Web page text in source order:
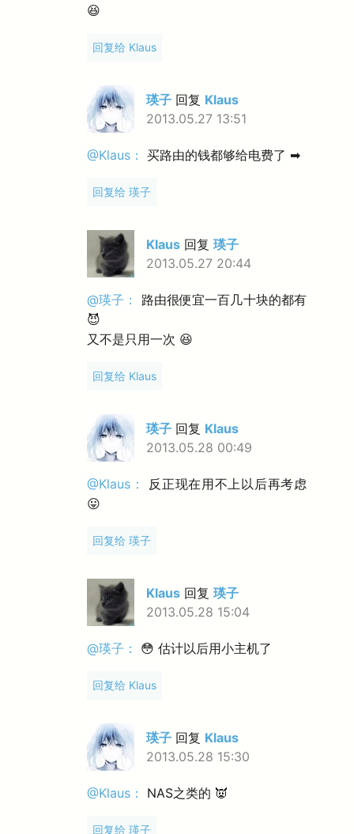
😆
回复给 Klaus
瑛子 回复 Klaus
2013.05.27 13:51
@Klaus： 买路由的钱都够给电费了 ➡
回复给 瑛子
Klaus 回复 瑛子
2013.05.27 20:44
@瑛子： 路由很便宜一百几十块的都有
😈
又不是只用一次 😆
回复给 Klaus
瑛子 回复 Klaus
2013.05.28 00:49
@Klaus： 反正现在用不上以后再考虑
😛
回复给 瑛子
Klaus 回复 瑛子
2013.05.28 15:04
@瑛子： 😳 估计以后用小主机了
回复给 Klaus
瑛子 回复 Klaus
2013.05.28 15:30
@Klaus： NAS之类的 👿
回复给 瑛子